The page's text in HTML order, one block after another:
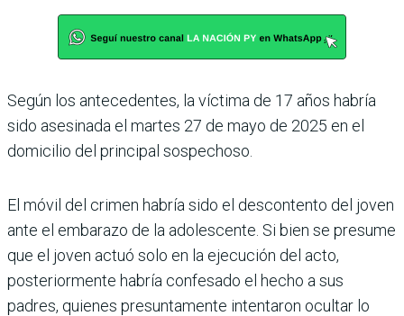
Según los antecedentes, la víctima de 17 años habría
sido asesinada el martes 27 de mayo de 2025 en el
domici­lio del principal sospechoso.
El móvil del crimen habría sido el descontento del joven
ante el embarazo de la adoles­cente. Si bien se presume
que el joven actuó solo en la ejecu­ción del acto,
posteriormente habría confesado el hecho a sus
padres, quienes presun­tamente intentaron ocultar lo